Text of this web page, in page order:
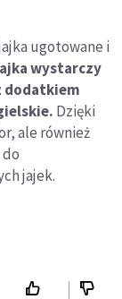
ugotowane i
wystarczy
dodatkiem
Dzięki
ale również
jajek.